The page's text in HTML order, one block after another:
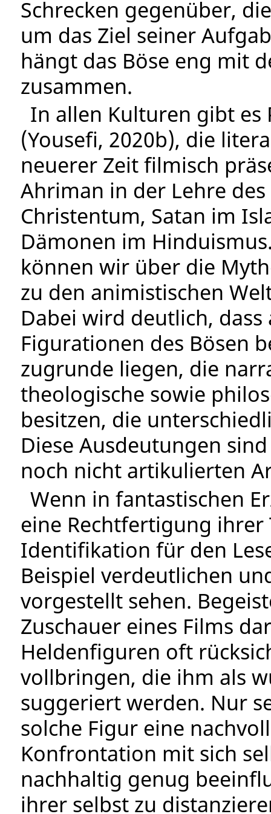
Schrecken gegenüber,
um das Ziel seiner
hängt das Böse eng mit
zusammen.
In allen Kulturen gibt es
(Yousefi, 2020b), die
neuerer Zeit filmisch
Ahriman in der Lehre
Christentum, Satan im
Dämonen im
können wir über die
zu den animistischen
Dabei wird deutlich,
Figurationen des Bösen
zugrunde liegen, die
theologische sowie
besitzen, die
Diese Ausdeutungen
noch nicht artikulierten
Wenn in fantastischen
eine Rechtfertigung ihrer
Identifikation für den
Beispiel verdeutlichen
vorgestellt sehen.
Zuschauer eines Films
Heldenfiguren oft
vollbringen, die ihm als
suggeriert werden. Nur
solche Figur eine
Konfrontation mit sich
nachhaltig genug
ihrer selbst zu